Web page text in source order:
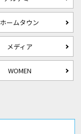
ホームタウン
メディア
WOMEN